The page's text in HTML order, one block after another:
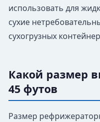
использовать для
сухие
сухогрузных
Какой размер
45 футов
Размер